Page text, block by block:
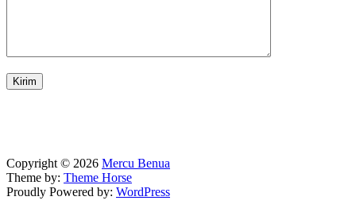
Copyright © 2026 Mercu Benua
Theme by: Theme Horse
Proudly Powered by: WordPress